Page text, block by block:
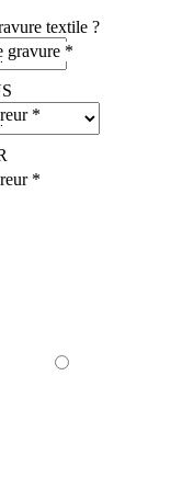
textile ?
gravure *
*
*